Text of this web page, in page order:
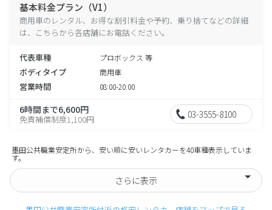
基本料金プラン（V1）
商用車のレンタル、お得な割引料金や予約、乗り捨てなどの詳細
は、こちらから各店舗にお電話ください。
代表車種 プロボックス 等
ボディタイプ 商用車
営業時間 08:00-20:00
6時間まで6,600円
免責補償制度1,100円 03-3555-8100
墨田公共職業安定所から、安い順に安いレンタカーを40車種表示していま
す。
さらに表示